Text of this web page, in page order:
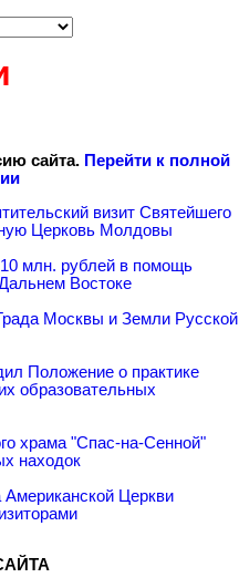
сайта. Перейти к полной
визит Святейшего
Церковь Молдовы
млн. рублей в помощь
Востоке
Москвы и Земли Русской
Положение о практике
образовательных
храма "Спас-на-Сенной"
находок
Церкви